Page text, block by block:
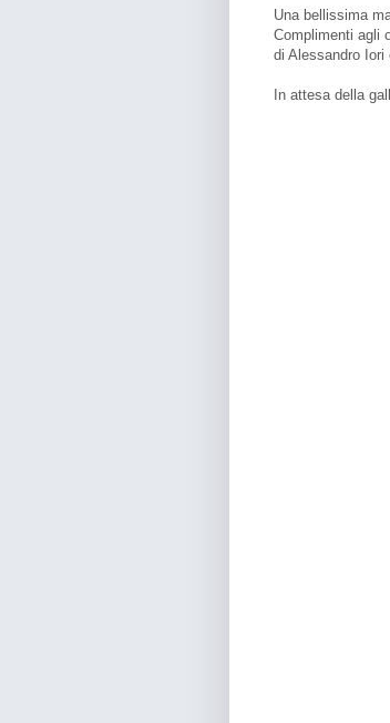
Una bellissima
Complimenti agli
di Alessandro
In attesa della